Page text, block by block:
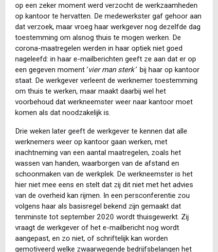
op een zeker moment werd verzocht de werkzaamheden
op kantoor te hervatten. De medewerkster gaf gehoor aan
dat verzoek, maar vroeg haar werkgever nog dezelfde dag
toestemming om alsnog thuis te mogen werken. De
corona-maatregelen werden in haar optiek niet goed
nageleefd: in haar e-mailberichten geeft ze aan dat er op
een gegeven moment ‘vier man sterk’bij haar op kantoor
staat. De werkgever verleent de werknemer toestemming
om thuis te werken, maar maakt daarbij wel het
voorbehoud dat werkneemster weer naar kantoor moet
komen als dat noodzakelijk is.
Drie weken later geeft de werkgever te kennen dat alle
werknemers weer op kantoor gaan werken, met
inachtneming van een aantal maatregelen, zoals het
wassen van handen, waarborgen van de afstand en
schoonmaken van de werkplek. De werkneemster is het
hier niet mee eens en stelt dat zij dit niet met het advies
van de overheid kan rijmen. In een persconferentie zou
volgens haar als basisregel bekend zijn gemaakt dat
tenminste tot september 2020 wordt thuisgewerkt. Zij
vraagt de werkgever of het e-mailbericht nog wordt
aangepast, en zo niet, of schriftelijk kan worden
gemotiveerd welke zwaarwegende bedrijfsbelangen het